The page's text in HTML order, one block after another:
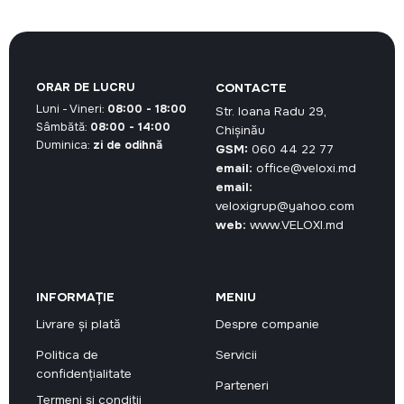
CONTACTE
Str. Ioana Radu 29,
Chișinău
GSM: 060 44 22 77
email: office@veloxi.md
email:
veloxigrup@yahoo.com
web: www.VELOXI.md
INFORMAȚIE
Livrare și plată
Politica de
confidențialitate
Termeni și condiții
MENIU
Despre companie
Servicii
Parteneri
ORAR DE LUCRU
Luni - Vineri: 08:00 - 18:00
Sâmbătă: 08:00 - 14:00
Duminica: zi de odihnă